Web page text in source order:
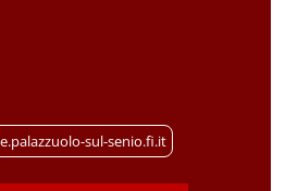
sul-senio.fi.it